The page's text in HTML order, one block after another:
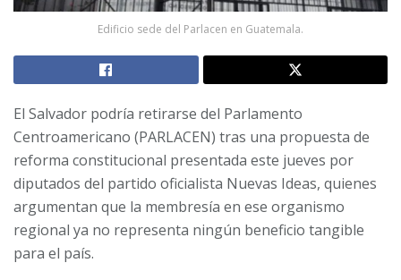
Edificio sede del Parlacen en Guatemala.
El Salvador podría retirarse del Parlamento
Centroamericano (PARLACEN) tras una propuesta de
reforma constitucional presentada este jueves por
diputados del partido oficialista Nuevas Ideas, quienes
argumentan que la membresía en ese organismo
regional ya no representa ningún beneficio tangible
para el país.